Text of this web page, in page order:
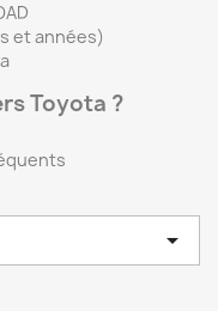
et années)
Toyota ?
